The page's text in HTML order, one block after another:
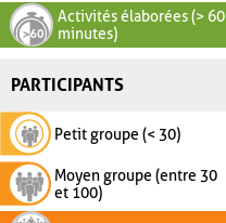
Activités élaborées (> 60
minutes)
PARTICIPANTS
Petit groupe (< 30)
Moyen groupe (entre 30
et 100)